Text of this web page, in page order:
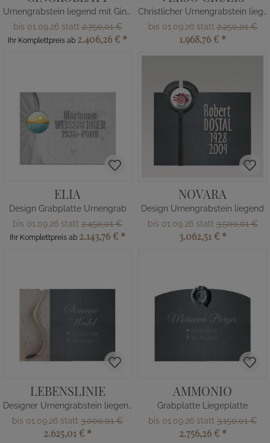
Urnengrabstein liegend mit Gingko
bis 01.09.26 statt2.750,01 €
Ihr Komplettpreis ab 2.406,26 € *
Christlicher Urnengrabstein liegend
bis 01.09.26 statt2.250,01 €
1.968,76 € *
ELIA
Design Grabplatte Urnengrab
bis 01.09.26 statt 2.450,01 €
Ihr Komplettpreis ab 2.143,76 € *
NOVARA
Design Urnengrabstein liegend
bis 01.09.26 statt3.500,01 €
3.062,51 € *
LEBENSLINIE
Designer Urnengrabstein liegend
bis 01.09.26 statt 3.000,01 €
2.625,01 € *
AMMONIO
Grabplatte Liegeplatte
bis 01.09.26 statt 3.150,01 €
2.756,26 € *